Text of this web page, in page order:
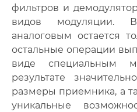
фильтров и
видов модуляции.
аналоговым остается
остальные операции
виде специальным
результате
размеры приемника, а
уникальные